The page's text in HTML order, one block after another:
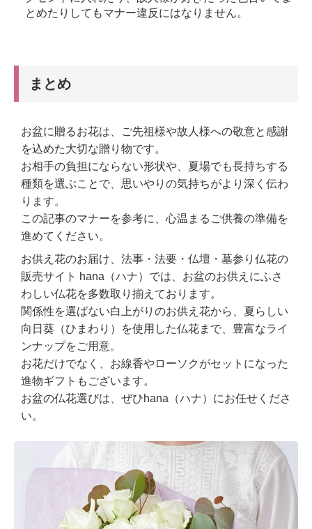
とめたりしてもマナー違反にはなりません。
まとめ
お盆に贈るお花は、ご先祖様や故人様への敬意と感謝
を込めた大切な贈り物です。
お相手の負担にならない形状や、夏場でも長持ちする
種類を選ぶことで、思いやりの気持ちがより深く伝わ
ります。
この記事のマナーを参考に、心温まるご供養の準備を
進めてください。
お供え花のお届け、法事・法要・仏壇・墓参り仏花の
販売サイト hana（ハナ）では、お盆のお供えにふさ
わしい仏花を多数取り揃えております。
関係性を選ばない白上がりのお供え花から、夏らしい
向日葵（ひまわり）を使用した仏花まで、豊富なライ
ンナップをご用意。
お花だけでなく、お線香やローソクがセットになった
進物ギフトもございます。
お盆の仏花選びは、ぜひhana（ハナ）にお任せくださ
い。